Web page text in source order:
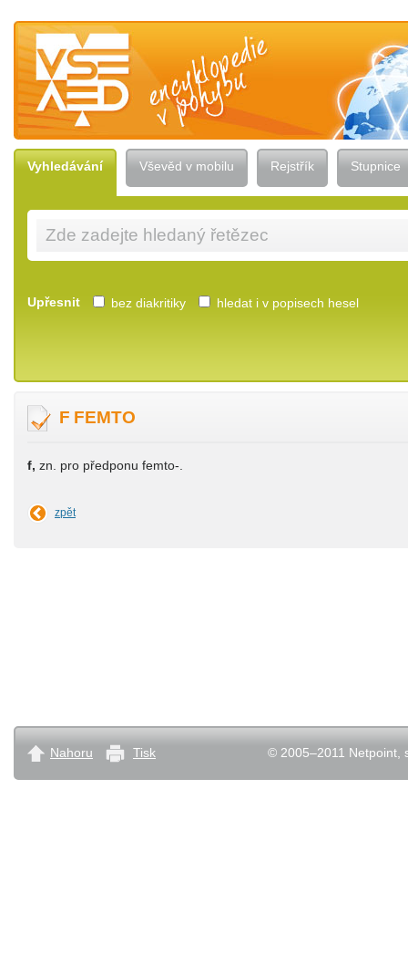
Vševěd — encyklopedie v pohybu
Vyhledávání Vševěd v mobilu Rejstřík Stupnice
Upřesnit bez diakritiky hledat i v popisech hesel
F FEMTO
f, zn. pro předponu femto-.
zpět
© 2005–2011 Netpoint,
Nahoru Tisk